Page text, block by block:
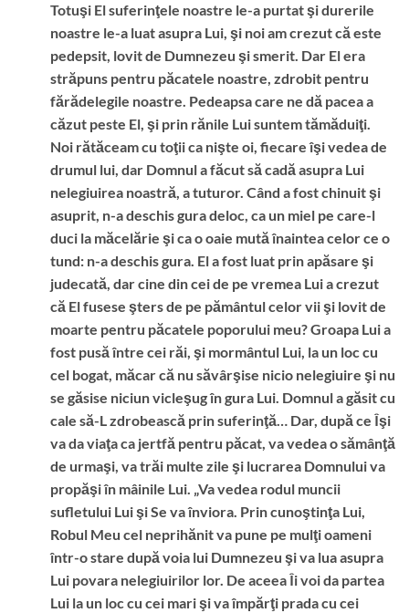
Totuşi El suferinţele noastre le-a purtat şi durerile
noastre le-a luat asupra Lui, şi noi am crezut că este
pedepsit, lovit de Dumnezeu şi smerit. Dar El era
străpuns pentru păcatele noastre, zdrobit pentru
fărădelegile noastre. Pedeapsa care ne dă pacea a
căzut peste El, şi prin rănile Lui suntem tămăduiţi.
Noi rătăceam cu toţii ca nişte oi, fiecare îşi vedea de
drumul lui, dar Domnul a făcut să cadă asupra Lui
nelegiuirea noastră, a tuturor. Când a fost chinuit şi
asuprit, n-a deschis gura deloc, ca un miel pe care-l
duci la măcelărie şi ca o oaie mută înaintea celor ce o
tund: n-a deschis gura. El a fost luat prin apăsare şi
judecată, dar cine din cei de pe vremea Lui a crezut
că El fusese şters de pe pământul celor vii şi lovit de
moarte pentru păcatele poporului meu? Groapa Lui a
fost pusă între cei răi, şi mormântul Lui, la un loc cu
cel bogat, măcar că nu săvârşise nicio nelegiuire şi nu
se găsise niciun vicleşug în gura Lui. Domnul a găsit cu
cale să-L zdrobească prin suferinţă… Dar, după ce Îşi
va da viaţa ca jertfă pentru păcat, va vedea o sămânţă
de urmaşi, va trăi multe zile şi lucrarea Domnului va
propăşi în mâinile Lui. „Va vedea rodul muncii
sufletului Lui şi Se va înviora. Prin cunoştinţa Lui,
Robul Meu cel neprihănit va pune pe mulţi oameni
într-o stare după voia lui Dumnezeu şi va lua asupra
Lui povara nelegiuirilor lor. De aceea Îi voi da partea
Lui la un loc cu cei mari şi va împărţi prada cu cei